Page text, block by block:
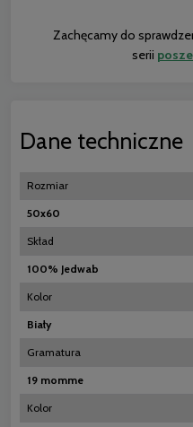
Zachęcamy do
serii
Dane techniczne
Rozmiar
50x60
Skład
100% Jedwab
Kolor
Biały
Gramatura
19 momme
Kolor